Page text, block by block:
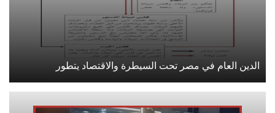
الدين العام في مصر تحت السيطرة والاقتصاد يتطور